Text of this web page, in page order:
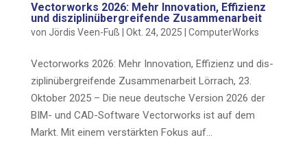
Vec­tor­works 2026: Mehr Inno­va­ti­on, Effi­zi­enz
und dis­zi­plin­über­grei­fen­de Zusammenarbeit
von Jördis Veen-Fuß Okt. 24, 2025 ComputerWorks
Vec­tor­works 2026: Mehr Inno­va­ti­on, Effi­zi­enz und dis­
zi­plin­über­grei­fen­de Zusammenarbeit Lör­rach, 23.
Okto­ber 2025 – Die neue deut­sche Ver­si­on 2026 der
BIM- und CAD-Soft­ware Vec­tor­works ist auf dem
Markt. Mit einem ver­stärk­ten Fokus auf...